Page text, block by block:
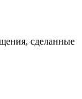
сделанные